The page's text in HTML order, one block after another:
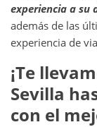
experiencia a su
además de las
experiencia de
¡Te
Sevilla
con el